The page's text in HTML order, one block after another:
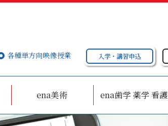
各種単方向映像授業 入学・講習申込
ena美術 ena歯学 薬学 看護